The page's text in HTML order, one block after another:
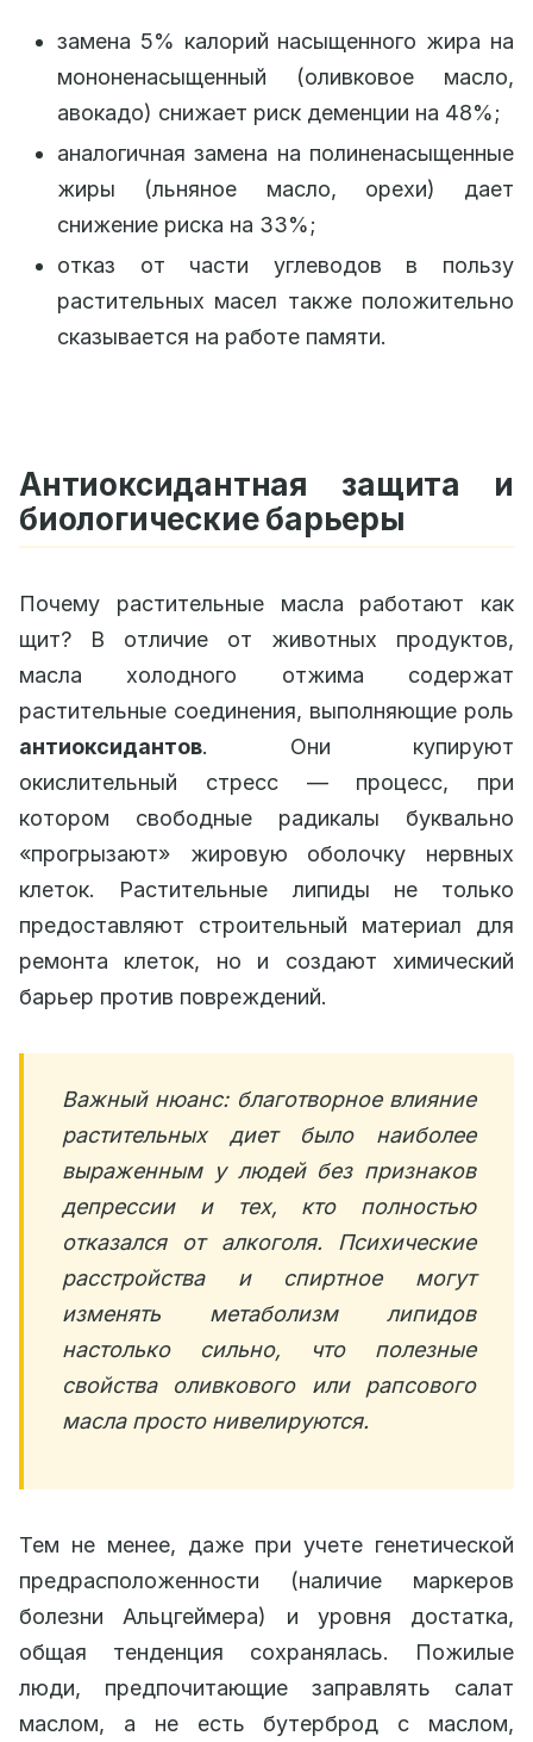
замена 5% калорий насыщенного жира на
мононенасыщенный (оливковое масло,
авокадо) снижает риск деменции на 48%;
аналогичная замена на полиненасыщенные
жиры (льняное масло, орехи) дает
снижение риска на 33%;
отказ от части углеводов в пользу
растительных масел также положительно
сказывается на работе памяти.
Антиоксидантная защита и
биологические барьеры
Почему растительные масла работают как
щит? В отличие от животных продуктов,
масла холодного отжима содержат
растительные соединения, выполняющие роль
антиоксидантов. Они купируют
окислительный стресс — процесс, при
котором свободные радикалы буквально
«прогрызают» жировую оболочку нервных
клеток. Растительные липиды не только
предоставляют строительный материал для
ремонта клеток, но и создают химический
барьер против повреждений.
Важный нюанс: благотворное влияние
растительных диет было наиболее
выраженным у людей без признаков
депрессии и тех, кто полностью
отказался от алкоголя. Психические
расстройства и спиртное могут
изменять метаболизм липидов
настолько сильно, что полезные
свойства оливкового или рапсового
масла просто нивелируются.
Тем не менее, даже при учете генетической
предрасположенности (наличие маркеров
болезни Альцгеймера) и уровня достатка,
общая тенденция сохранялась. Пожилые
люди, предпочитающие заправлять салат
маслом, а не есть бутерброд с маслом,